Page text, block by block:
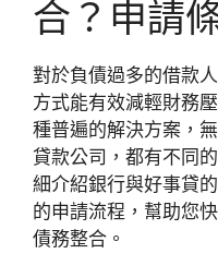
合？申請
對於負債過多的借款
方式能有效減輕財務
種普遍的解決方案，
貸款公司，都有不同
細介紹銀行與好事貸
的申請流程，幫助您
債務整合。